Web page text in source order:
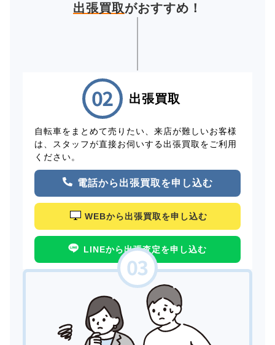
出張買取がおすすめ！
出張買取
自転車をまとめて売りたい、来店が難しいお客様
は、スタッフが直接お伺いする出張買取をご利用
ください。
電話から出張買取を申し込む
WEBから出張買取を申し込む
LINEから出張査定を申し込む